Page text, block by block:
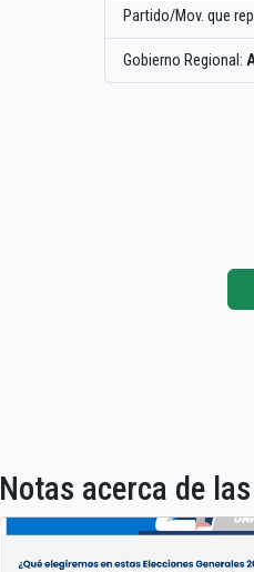
Partido/Mov. que
Gobierno Regional:
Notas acerca de